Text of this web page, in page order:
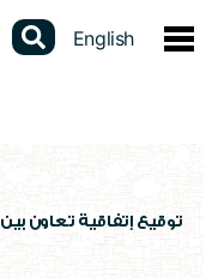
دليل الخدمات
المشاركات الالكترونية
English
توقيع إتفاقية تعاون